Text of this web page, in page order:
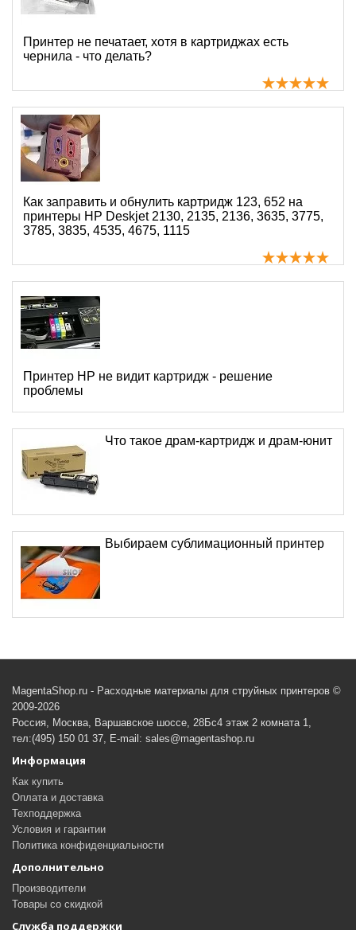
Принтер не печатает, хотя в картриджах есть
чернила - что делать?
Как заправить и обнулить картридж 123, 652 на
принтеры HP Deskjet 2130, 2135, 2136, 3635, 3775,
3785, 3835, 4535, 4675, 1115
Принтер HP не видит картридж - решение
проблемы
Что такое драм-картридж и драм-юнит
Выбираем сублимационный принтер
MagentaShop.ru - Расходные материалы для струйных принтеров ©
2009-2026
Россия, Москва, Варшавское шоссе, 28Бс4 этаж 2 комната 1,
тел:(495) 150 01 37, E-mail: sales@magentashop.ru
Информация
Как купить
Оплата и доставка
Техподдержка
Условия и гарантии
Политика конфиденциальности
Дополнительно
Производители
Товары со скидкой
Служба поддержки